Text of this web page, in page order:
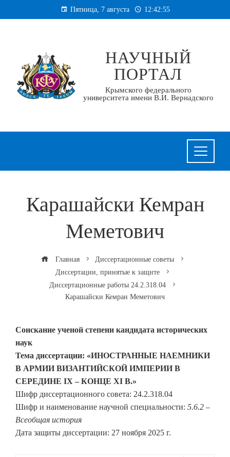
к
Пятница, 7 августа 12:42:55
НАУЧНЫЙ
ПОРТАЛ
Крымского федерального
университета имени В.И. Вернадского
Карашайски Кемран
Меметович
Главная
Диссертационные советы
Диссертации, принятые к защите
Диссертационные работы 24.2.318.04
Карашайски Кемран Меметович
Соискание ученой степени кандидата исторических
наук
Тема диссертации: «ИНОСТРАННЫЕ НАЕМНИКИ
В АРМИИ ВИЗАНТИЙСКОЙ ИМПЕРИИ В
СЕРЕДИНЕ IX – КОНЦЕ XI В.»
Шифр диссертационного совета: 24.2.318.04
Шифр и наименование научной специальности: 5.6.2 –
Всеобщая история
Дата защиты диссертации: 27 ноября 2025 г.